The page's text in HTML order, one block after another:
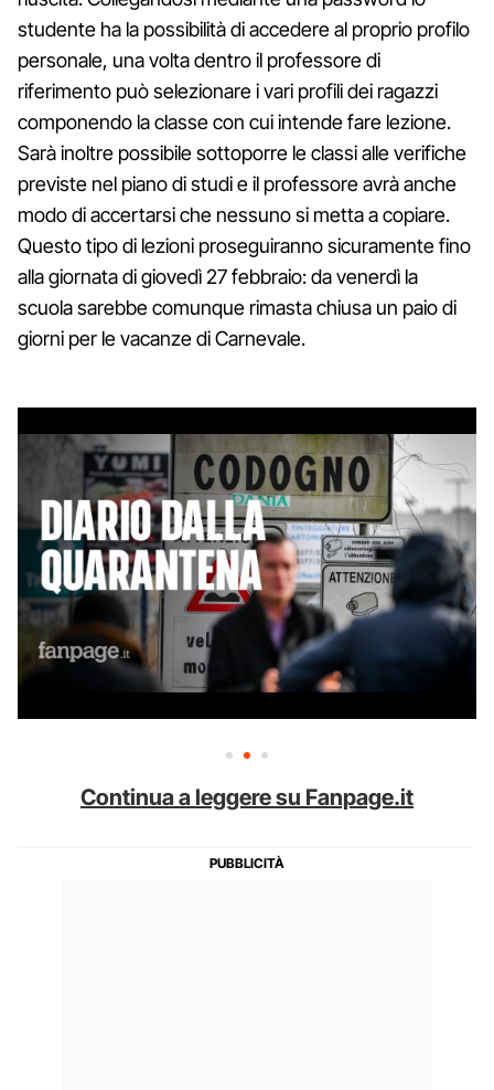
studente ha la possibilità di accedere al proprio profilo
personale, una volta dentro il professore di
riferimento può selezionare i vari profili dei ragazzi
componendo la classe con cui intende fare lezione.
Sarà inoltre possibile sottoporre le classi alle verifiche
previste nel piano di studi e il professore avrà anche
modo di accertarsi che nessuno si metta a copiare.
Questo tipo di lezioni proseguiranno sicuramente fino
alla giornata di giovedì 27 febbraio: da venerdì la
scuola sarebbe comunque rimasta chiusa un paio di
giorni per le vacanze di Carnevale.
Continua a leggere su Fanpage.it